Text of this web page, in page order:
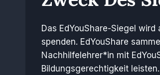
Das EdYouShare-Siegel
spenden. EdYouShare
Nachhilfelehrer*in mit
Bildungsgerechtigkeit leisten.